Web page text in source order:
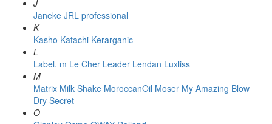
J
Janeke JRL professional
K
Kasho Katachi Kerarganic
L
Label. m Le Cher Leader Lendan Luxliss
M
Matrix Milk Shake MoroccanOil Moser My Amazing Blow
Dry Secret
O